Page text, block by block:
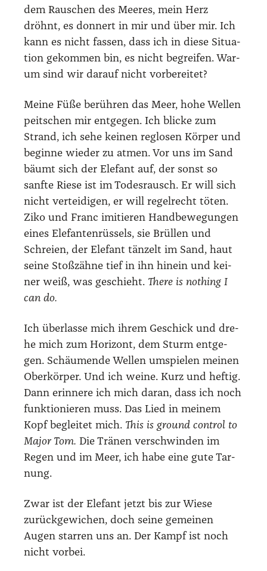
dem Rau­schen des Mee­res, mein Herz
dröhnt, es don­nert in mir und über mir. Ich
kann es nicht fas­sen, dass ich in die­se Situa­
ti­on gekom­men bin, es nicht begrei­fen. War­
um sind wir dar­auf nicht vor­be­rei­tet?
Mei­ne Füße berüh­ren das Meer, hohe Wel­len
peit­schen mir ent­ge­gen. Ich bli­cke zum
Strand, ich sehe kei­nen reg­lo­sen Kör­per und
begin­ne wie­der zu atmen. Vor uns im Sand
bäumt sich der Ele­fant auf, der sonst so
sanf­te Rie­se ist im Todes­rausch. Er will sich
nicht ver­tei­di­gen, er will regel­recht töten.
Ziko und Franc imi­tie­ren Hand­be­we­gun­gen
eines Ele­fan­ten­rüs­sels, sie Brül­len und
Schrei­en, der Ele­fant tän­zelt im Sand, haut
sei­ne Stoß­zäh­ne tief in ihn hin­ein und kei­
ner weiß, was geschieht. The­re is not­hing I
can do.
Ich über­las­se mich ihrem Geschick und dre­
he mich zum Hori­zont, dem Sturm ent­ge­
gen. Schäu­men­de Wel­len umspie­len mei­nen
Ober­kör­per. Und ich wei­ne. Kurz und hef­tig.
Dann erin­ne­re ich mich dar­an, dass ich noch
funk­tio­nie­ren muss. Das Lied in mei­nem
Kopf beglei­tet mich. This is ground con­trol to
Major Tom. Die Trä­nen ver­schwin­den im
Regen und im Meer, ich habe eine gute Tar­
nung.
Zwar ist der Ele­fant jetzt bis zur Wie­se
zurück­ge­wi­chen, doch sei­ne gemei­nen
Augen star­ren uns an. Der Kampf ist noch
nicht vor­bei.